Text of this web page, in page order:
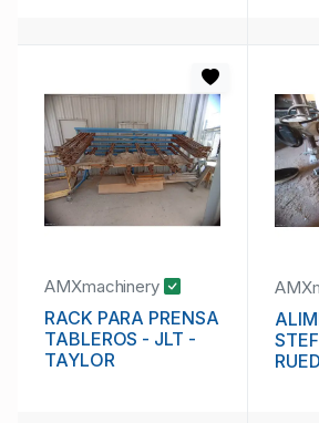
AMXmachinery
RACK PARA PRENSA
TABLEROS - JLT -
TAYLOR